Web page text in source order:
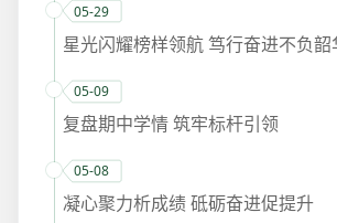
05-29
星光闪耀榜样领航 笃行奋进不负韶
05-09
复盘期中学情 筑牢标杆引领
05-08
凝心聚力析成绩 砥砺奋进促提升